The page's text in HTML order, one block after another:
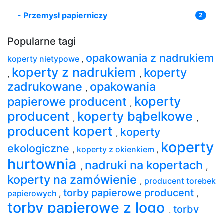
- Przemysł papierniczy 2
Popularne tagi
koperty nietypowe , opakowania z nadrukiem
, koperty z nadrukiem , koperty
zadrukowane , opakowania
papierowe producent , koperty
producent , koperty bąbelkowe ,
producent kopert , koperty
ekologiczne , koperty z okienkiem , koperty
hurtownia , nadruki na kopertach ,
koperty na zamówienie , producent torebek
papierowych , torby papierowe producent ,
torby papierowe z logo , torby